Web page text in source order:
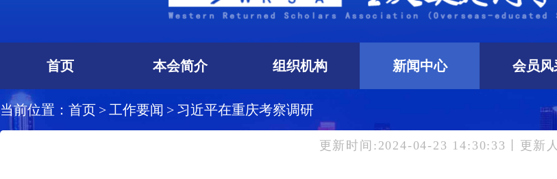
首页 本会简介 组织机构 新闻中心 会员风
当前位置： 首页 >工作要闻 > 习近平在重庆考察调研
更新时间:2024-04-23 14:30:33丨更新